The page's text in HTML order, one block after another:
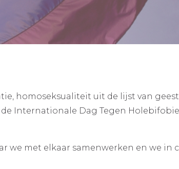
homoseksualiteit uit de lijst van
Internationale Dag Tegen
we met elkaar samenwerken en we in